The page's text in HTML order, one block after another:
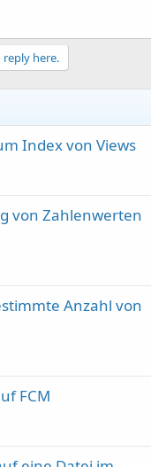
here.
Index von Views
von Zahlenwerten
Anzahl von
FCM